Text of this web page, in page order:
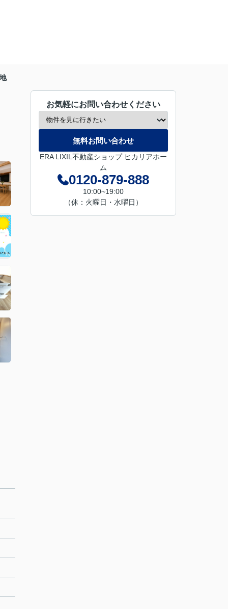
お気軽にお問い合わせください
無料お問い合わせ
ERA LIXIL不動産ショップ ヒカリアホー
ム
0120-879-888
10:00~19:00
（休：火曜日・水曜日）